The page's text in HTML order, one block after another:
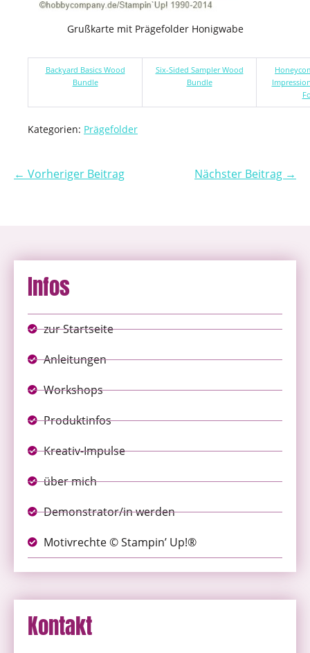
Grußkarte mit Prägefolder Honigwabe
Backyard Basics Wood
Bundle
Six-Sided Sampler Wood
Bundle
Kategorien: Prägefolder
← Vorheriger Beitrag Nächster Beitrag →
Infos
zur Startseite
Anleitungen
Workshops
Produktinfos
Kreativ-Impulse
über mich
Demonstrator/in werden
Motivrechte © Stampin’ Up!®
Kontakt